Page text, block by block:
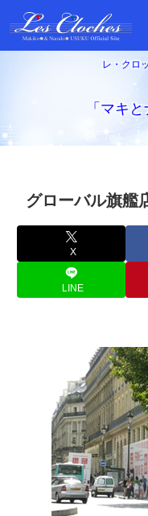
レ・クロ
「マキ
グローバル旗
X
LINE